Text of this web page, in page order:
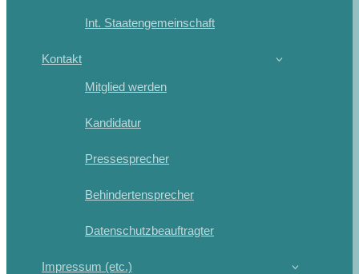
Int. Staatengemeinschaft
Kontakt
Mitglied werden
Kandidatur
Pressesprecher
Behindertensprecher
Datenschutzbeauftragter
Impressum (etc.)